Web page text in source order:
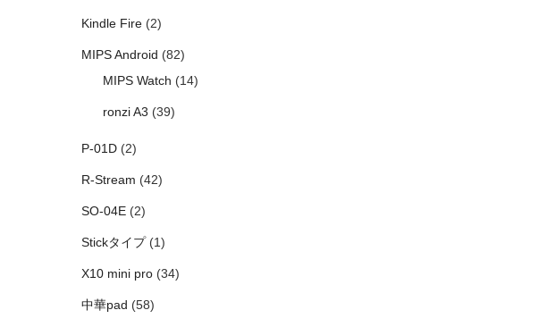
Kindle Fire(2)
MIPS Android (82)
MIPS Watch (14)
ronzi A3 (39)
P-01D(2)
R-Stream (42)
SO-04E(2)
Stickタイプ(1)
X10 mini pro(34)
中華pad (58)